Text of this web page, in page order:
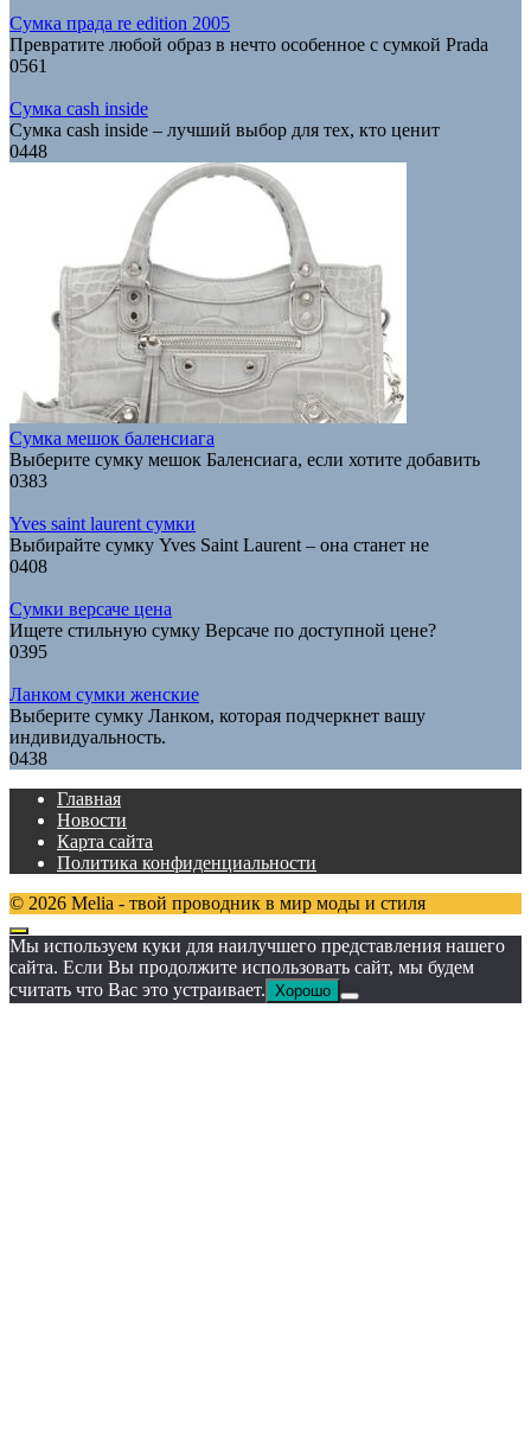
Сумка прада re edition 2005
Превратите любой образ в нечто особенное с сумкой Prada
0561
Сумка cash inside
Сумка cash inside – лучший выбор для тех, кто ценит
0448
Сумка мешок баленсиага
Выберите сумку мешок Баленсиага, если хотите добавить
0383
Yves saint laurent сумки
Выбирайте сумку Yves Saint Laurent – она станет не
0408
Сумки версаче цена
Ищете стильную сумку Версаче по доступной цене?
0395
Ланком сумки женские
Выберите сумку Ланком, которая подчеркнет вашу
индивидуальность.
0438
Главная
Новости
Карта сайта
Политика конфиденциальности
© 2026 Melia - твой проводник в мир моды и стиля
Мы используем куки для наилучшего представления нашего
сайта. Если Вы продолжите использовать сайт, мы будем
считать что Вас это устраивает. Хорошо